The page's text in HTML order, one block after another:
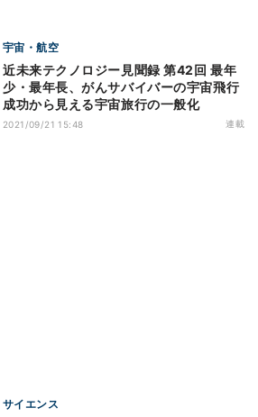
宇宙・航空
近未来テクノロジー見聞録 第42回 最年
少・最年長、がんサバイバーの宇宙飛行
成功から見える宇宙旅行の一般化
2021/09/21 15:48 連載
サイエンス